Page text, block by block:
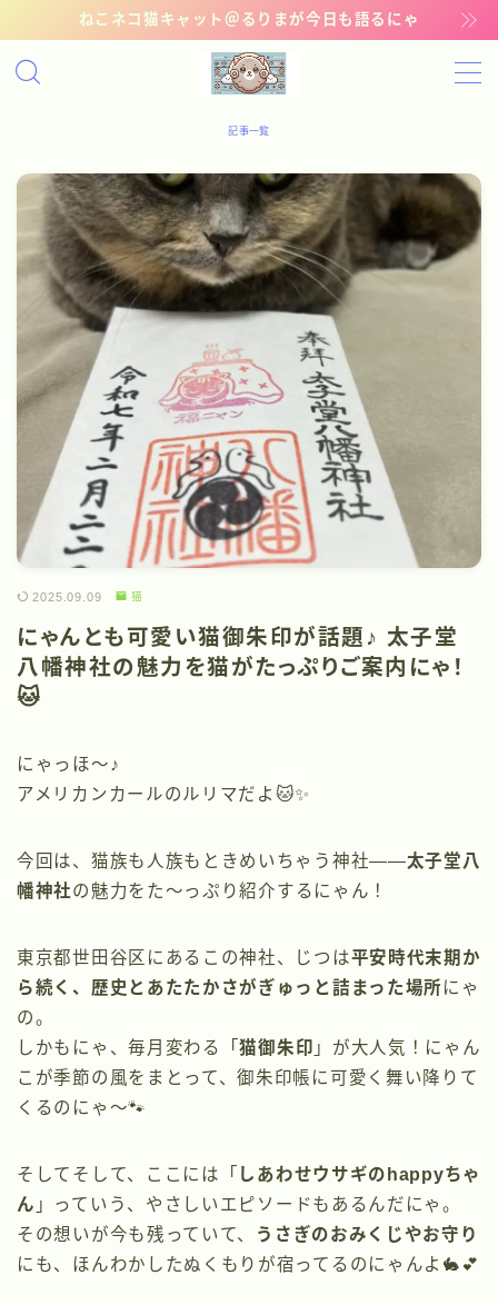
ねこネコ猫キャット＠るりまが今日も語るにゃ
MENU
管理猫ギャラリー
お問い合わせ
記事一覧
2025.09.09 猫
にゃんとも可愛い猫御朱印が話題♪ 太子堂
八幡神社の魅力を猫がたっぷりご案内にゃ！
🐱
にゃっほ〜♪
アメリカンカールのルリマだよ🐱✨
今回は、猫族も人族もときめいちゃう神社――太子堂八
幡神社の魅力をた〜っぷり紹介するにゃん！
東京都世田谷区にあるこの神社、じつは平安時代末期か
ら続く、歴史とあたたかさがぎゅっと詰まった場所 にゃ
の。
しかもにゃ、毎月変わる「猫御朱印 」が大人気！にゃん
こが季節の風をまとって、御朱印帳に可愛く舞い降りて
くるのにゃ〜🐾
そしてそして、ここには「 しあわせウサギのhappyちゃ
ん 」っていう、やさしいエピソードもあるんだにゃ。
その想いが今も残っていて、
うさぎのおみくじやお守り
にも、ほんわかしたぬくもりが宿ってるのにゃんよ🐇💕